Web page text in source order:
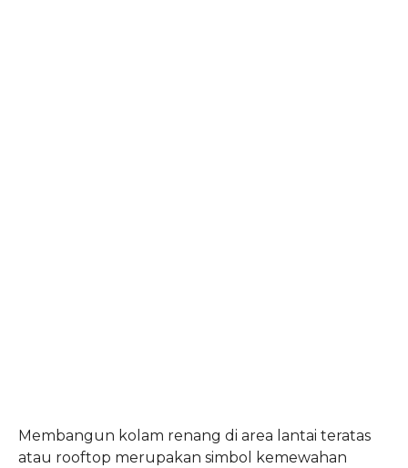
Membangun kolam renang di area lantai teratas
atau rooftop merupakan simbol kemewahan